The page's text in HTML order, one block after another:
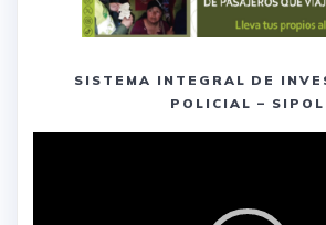
SISTEMA INTEGRAL DE
POLICIAL – SIPOL